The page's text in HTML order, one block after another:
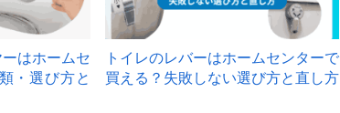
はホームセ
・選び方と
トイレのレバーはホームセンターで
買える？失敗しない選び方と直し方